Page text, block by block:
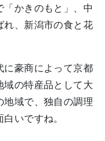
かきのもと」、中
れ、新潟市の食と花
に豪商によって京都
の特産品として大
域で、独自の調理
いですね。